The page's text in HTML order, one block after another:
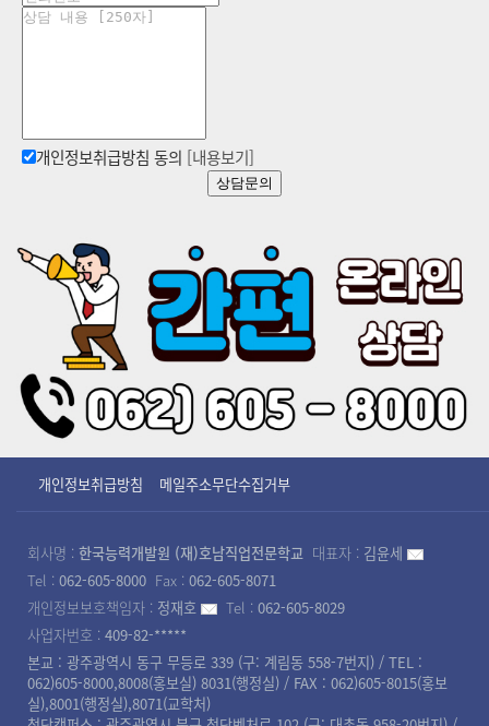
개인정보취급방침 동의 [내용보기]
상담문의
개인정보취급방침 메일주소무단수집거부
회사명 : 한국능력개발원 (재)호남직업전문학교 대표자 : 김윤세
Tel : 062-605-8000 Fax : 062-605-8071
개인정보보호책임자 : 정재호 Tel : 062-605-8029
사업자번호 : 409-82-*****
본교 : 광주광역시 동구 무등로 339 (구: 계림동 558-7번지) / TEL :
062)605-8000,8008(홍보실) 8031(행정실) / FAX : 062)605-8015(홍보
실),8001(행정실),8071(교학처)